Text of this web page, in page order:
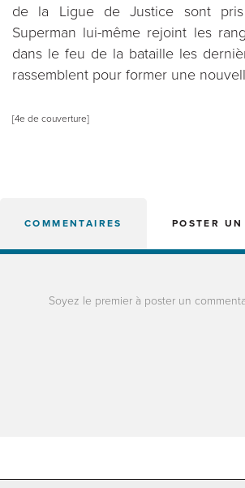
de la Ligue de Justice sont
Superman lui-même rejoint les
dans le feu de la bataille les
rassemblent pour former une
[4e de couverture]
COMMENTAIRES POSTER
Soyez le premier à poster un